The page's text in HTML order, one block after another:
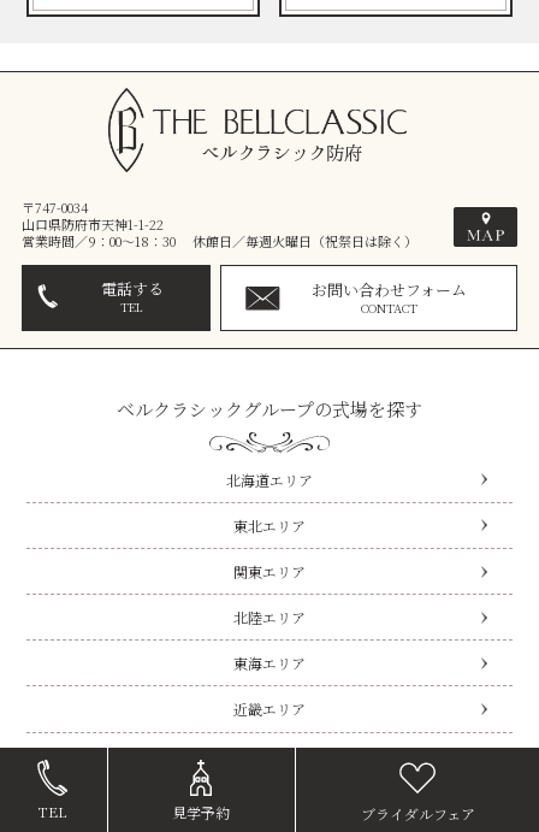
〒747-0034
山口県防府市天神1-1-22
営業時間／9：00～18：30 休館日／毎週火曜日（祝祭日は除く）
電話する
TEL
お問い合わせフォーム
CONTACT
ベルクラシックグループの式場を探す
北海道エリア
東北エリア
関東エリア
北陸エリア
東海エリア
近畿エリア
TEL 見学予約 ブライダルフェア